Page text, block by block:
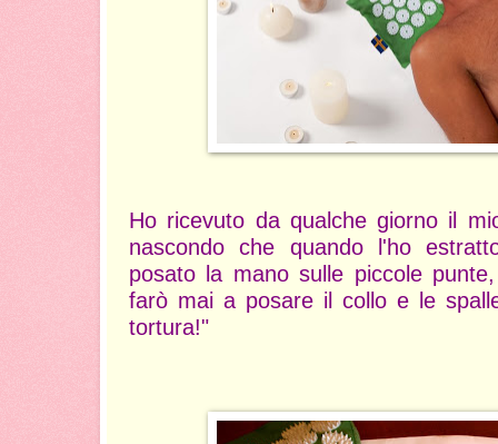
Ho ricevuto da qualche giorno il
nascondo che quando l'ho
posato la mano sulle piccole
farò mai a posare il collo e le
tortura!"